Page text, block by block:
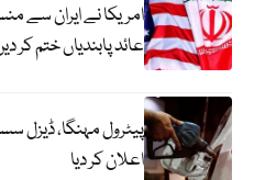
عائد پابندیاں ختم کر
پیٹرول مہنگا، ڈیزل
اعلان کر دیا